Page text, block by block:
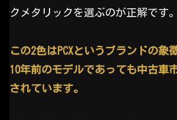
クメタリックを選ぶのが正解です。
この2色はPCXというブランドの象
10年前のモデルであっても中古車
されています。